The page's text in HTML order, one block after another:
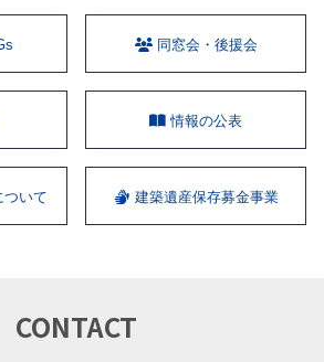
同窓会・後援会
情報の公表
いて 建築遺産保存募金事業
CONTACT